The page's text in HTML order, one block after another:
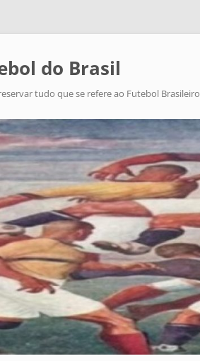
do Brasil
tudo que se refere ao Futebol Brasileiro